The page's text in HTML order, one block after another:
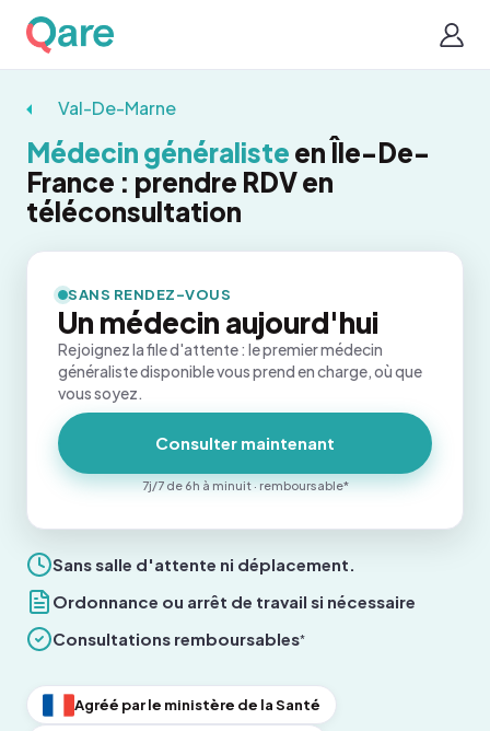
Val-De-Marne
Médecin généraliste en Île-De-
France : prendre RDV en
téléconsultation
Sans salle d'attente ni déplacement.
Ordonnance ou arrêt de travail si nécessaire
Consultations remboursables*
Agréé par le ministère de la Santé
SANS RENDEZ-VOUS
Un médecin aujourd'hui
Rejoignez la file d'attente : le premier médecin
généraliste disponible vous prend en charge, où que
vous soyez.
Consulter maintenant
7j/7 de 6h à minuit · remboursable*